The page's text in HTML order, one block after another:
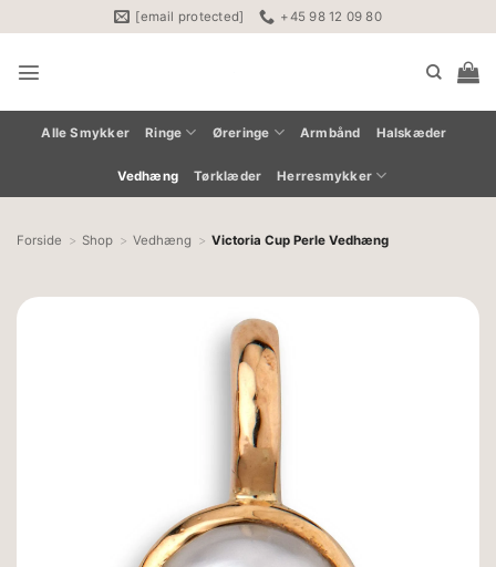
til
indhold
[email protected] +45 98 12 09 80
Alle Smykker Ringe Øreringe Armbånd Halskæder
Vedhæng Tørklæder Herresmykker
Forside Shop Vedhæng Victoria Cup Perle Vedhæng